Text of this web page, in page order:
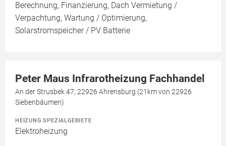
Berechnung, Finanzierung, Dach Vermietung /
Verpachtung, Wartung / Optimierung,
Solarstromspeicher / PV Batterie
Peter Maus Infrarotheizung Fachhandel
An der Strusbek 47, 22926 Ahrensburg (21km von 22926
Siebenbäumen)
HEIZUNG SPEZIALGEBIETE
Elektroheizung